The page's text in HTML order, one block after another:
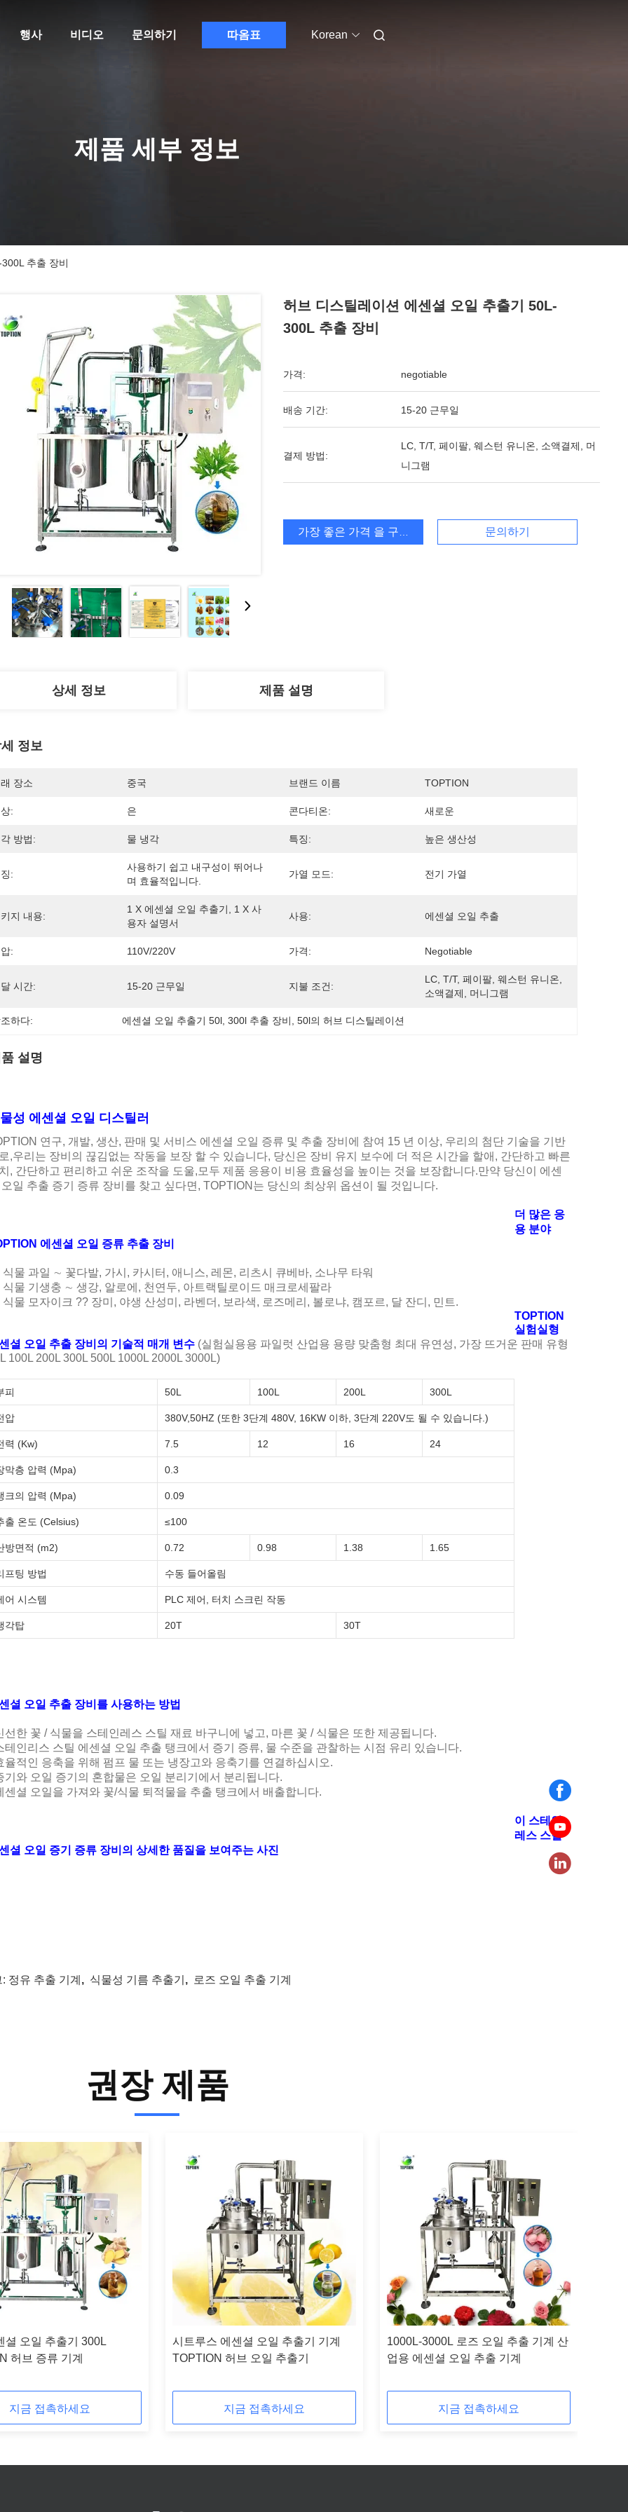
행사 비디오 문의하기 따옴표 Korean
제품 세부 정보
추출 장비
허브 디스틸레이션 에센셜 오일 추출기 50L-
300L 추출 장비
가격: negotiable
배송 기간: 15-20 근무일
결제 방법:
LC, T/T, 페이팔, 웨스턴 유니온, 소액결제, 머
니그램
가장 좋은 가격 을 구하라 문의하기
상세 정보 제품 설명
정보
장소 중국 브랜드 이름 TOPTION
: 은 콘다티온: 새로운
방법: 물 냉각 특징: 높은 생산성
:
사용하기 쉽고 내구성이 뛰어나
며 효율적입니다.
가열 모드: 전기 가열
지 내용:
1 X 에센셜 오일 추출기, 1 X 사
용자 설명서
사용: 에센셜 오일 추출
: 110V/220V 가격: Negotiable
시간: 15-20 근무일 지불 조건:
LC, T/T, 페이팔, 웨스턴 유니온,
소액결제, 머니그램
하다: 에센셜 오일 추출기 50l , 300l 추출 장비 , 50l의 허브 디스틸레이션
설명
성 에센셜 오일 디스틸러
연구, 개발, 생산, 판매 및 서비스 에센셜 오일 증류 및 추출 장비에 참여 15 년 이상, 우리의 첨단 기술을 기반
,우리는 장비의 끊김없는 작동을 보장 할 수 있습니다, 당신은 장비 유지 보수에 더 적은 시간을 할애, 간단하고 빠른
, 간단하고 편리하고 쉬운 조작을 도울,모두 제품 응용이 비용 효율성을 높이는 것을 보장합니다.만약 당신이 에센
일 추출 증기 증류 장비를 찾고 싶다면, TOPTION는 당신의 최상위 옵션이 될 것입니다.
더 많은 응
용 분야
에센셜 오일 증류 추출 장비
식물 과일 ∼ 꽃다발, 가시, 카시터, 애니스, 레몬, 리츠시 큐베바, 소나무 타워
식물 기생충 ∼ 생강, 알로에, 천연두, 아트랙틸로이드 매크로세팔라
식물 모자이크 ?? 장미, 야생 산성미, 라벤더, 보라색, 로즈메리, 볼로냐, 캠포르, 달 잔디, 민트.
TOPTION
실험실형
셜 오일 추출 장비의 기술적 매개 변수 (실험실용용 파일럿 산업용 용량 맞춤형 최대 유연성, 가장 뜨거운 판매 유형
100L 200L 300L 500L 1000L 2000L 3000L)
피 50L 100L 200L 300L
압 380V,50HZ (또한 3단계 480V, 16KW 이하, 3단계 220V도 될 수 있습니다.)
력 (Kw) 7.5 12 16 24
막층 압력 (Mpa) 0.3
크의 압력 (Mpa) 0.09
출 온도 (Celsius) ≤100
방면적 (m2) 0.72 0.98 1.38 1.65
프팅 방법 수동 들어올림
어 시스템 PLC 제어, 터치 스크린 작동
각탑 20T 30T
셜 오일 추출 장비를 사용하는 방법
선한 꽃 / 식물을 스테인레스 스틸 재료 바구니에 넣고, 마른 꽃 / 식물은 또한 제공됩니다.
테인리스 스틸 에센셜 오일 추출 탱크에서 증기 증류, 물 수준을 관찰하는 시점 유리 있습니다.
율적인 응축을 위해 펌프 물 또는 냉장고와 응축기를 연결하십시오.
기와 오일 증기의 혼합물은 오일 분리기에서 분리됩니다.
센셜 오일을 가져와 꽃/식물 퇴적물을 추출 탱크에서 배출합니다.
이 스테인
레스 스틸
셜 오일 증기 증류 장비의 상세한 품질을 보여주는 사진
: 정유 추출 기계 , 식물성 기름 추출기 , 로즈 오일 추출 기계
권장 제품
셜 오일 추출기 300L
허브 증류 기계
지금 접촉하세요
시트루스 에센셜 오일 추출기 기계
TOPTION 허브 오일 추출기
지금 접촉하세요
1000L-3000L 로즈 오일 추출 기계 산
업용 에센셜 오일 추출 기계
지금 접촉하세요